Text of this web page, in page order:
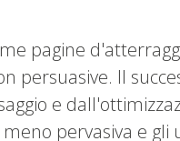
pagine
persuasive. Il
e
pervasiva e